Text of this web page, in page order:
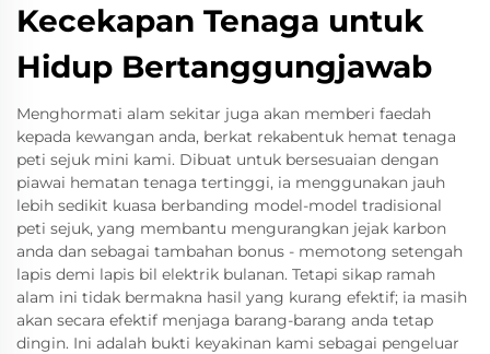
Kecekapan Tenaga untuk
Hidup Bertanggungjawab
Menghormati alam sekitar juga akan memberi faedah
kepada kewangan anda, berkat rekabentuk hemat tenaga
peti sejuk mini kami. Dibuat untuk bersesuaian dengan
piawai hematan tenaga tertinggi, ia menggunakan jauh
lebih sedikit kuasa berbanding model-model tradisional
peti sejuk, yang membantu mengurangkan jejak karbon
anda dan sebagai tambahan bonus - memotong setengah
lapis demi lapis bil elektrik bulanan. Tetapi sikap ramah
alam ini tidak bermakna hasil yang kurang efektif; ia masih
akan secara efektif menjaga barang-barang anda tetap
dingin. Ini adalah bukti keyakinan kami sebagai pengeluar